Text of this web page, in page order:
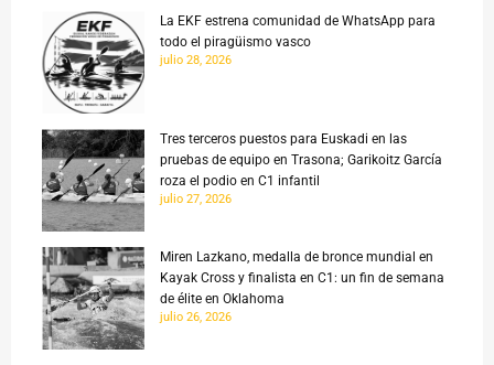
La EKF estrena comunidad de WhatsApp para
todo el piragüismo vasco
julio 28, 2026
Tres terceros puestos para Euskadi en las
pruebas de equipo en Trasona; Garikoitz García
roza el podio en C1 infantil
julio 27, 2026
Miren Lazkano, medalla de bronce mundial en
Kayak Cross y finalista en C1: un fin de semana
de élite en Oklahoma
julio 26, 2026